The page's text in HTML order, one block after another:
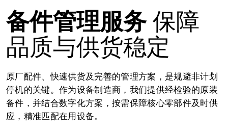
备件管理服务保障
品质与供货稳定
原厂配件、快速供货及完善的管理方案，是规避非计划
停机的关键。作为设备制造商，我们提供经检验的原装
备件，并结合数字化方案，按需保障核心零部件及时供
应，精准匹配在用设备。